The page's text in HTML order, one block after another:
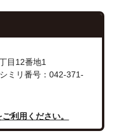
目12番地1
ミリ番号：042-371-
利用ください。